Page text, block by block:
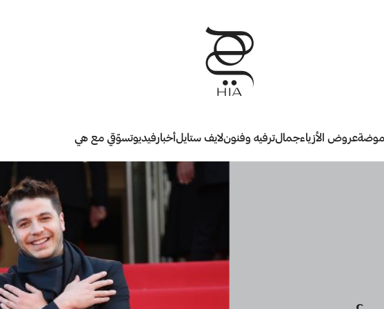
موضةعروض الأزياءجمالترفيه وفنونلايف ستايلأخبارفيديوتسوّقي مع هي